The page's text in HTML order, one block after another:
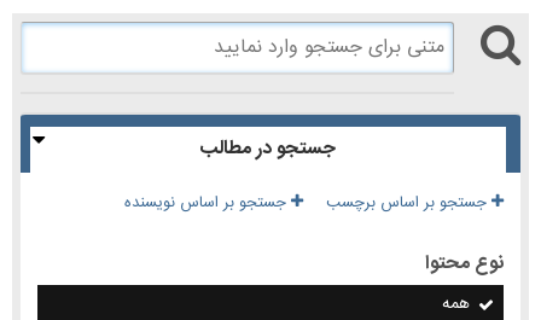
جستجو در مطالب
جستجو بر اساس برچسب جستجو بر اساس نویسنده
نوع محتوا
همه